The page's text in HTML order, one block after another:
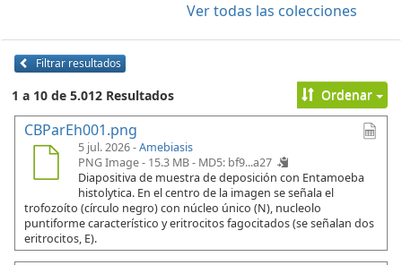
Ver todas las colecciones
Filtrar resultados
1 a 10 de 5.012 Resultados Ordenar
CBParEh001.png
5 jul. 2026 -Amebiasis
PNG Image - 15.3 MB - MD5: bf9...a27
Diapositiva de muestra de deposición con Entamoeba
histolytica. En el centro de la imagen se señala el
trofozoíto (círculo negro) con núcleo único (N), nucleolo
puntiforme característico y eritrocitos fagocitados (se señalan dos
eritrocitos, E).